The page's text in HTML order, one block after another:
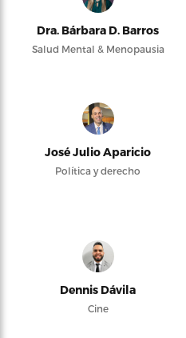
Dra. Bárbara D. Barros
Salud Mental & Menopausia
José Julio Aparicio
Política y derecho
Dennis Dávila
Cine